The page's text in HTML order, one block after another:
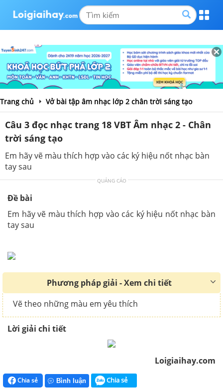
Trang chủ Vở bài tập âm nhạc lớp 2 chân trời sáng tạo
Câu 3 đọc nhạc trang 18 VBT Âm nhạc 2 - Chân
trời sáng tạo
Em hãy vẽ màu thích hợp vào các ký hiệu nốt nhạc bàn
tay sau
QUẢNG CÁO
Đề bài
Em hãy vẽ màu thích hợp vào các ký hiệu nốt nhạc bàn
tay sau
Phương pháp giải - Xem chi tiết
Vẽ theo những màu em yêu thích
Lời giải chi tiết
Loigiaihay.com
Chia sẻ Bình luận Chia sẻ